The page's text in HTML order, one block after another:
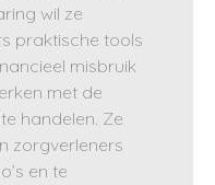
wil ze
praktische tools
misbruik
met de
handelen. Ze
zorgverleners
en te